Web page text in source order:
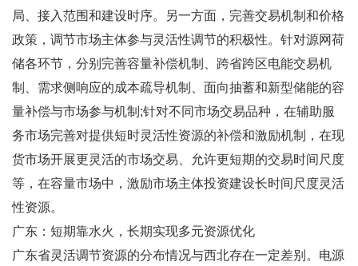
局、接入范围和建设时序。另一方面，完善交易机制和价格
政策，调节市场主体参与灵活性调节的积极性。针对源网荷
储各环节，分别完善容量补偿机制、跨省跨区电能交易机
制、需求侧响应的成本疏导机制、面向抽蓄和新型储能的容
量补偿与市场参与机制;针对不同市场交易品种，在辅助服
务市场完善对提供短时灵活性资源的补偿和激励机制，在现
货市场开展更灵活的市场交易、允许更短期的交易时间尺度
等，在容量市场中，激励市场主体投资建设长时间尺度灵活
性资源。
广东：短期靠水火，长期实现多元资源优化
广东省灵活调节资源的分布情况与西北存在一定差别。电源